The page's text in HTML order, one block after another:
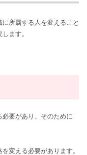
所属する人を変えること
ます。
要があり、そのために
変える必要があります。